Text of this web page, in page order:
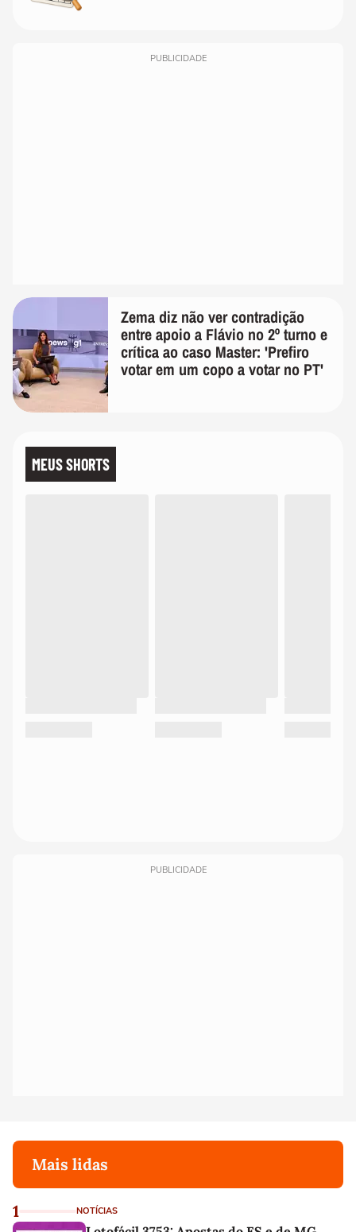
PUBLICIDADE
Zema diz não ver contradição
entre apoio a Flávio no 2º turno e
crítica ao caso Master: 'Prefiro
votar em um copo a votar no PT'
MEUS SHORTS
PUBLICIDADE
Mais lidas
1 NOTÍCIAS